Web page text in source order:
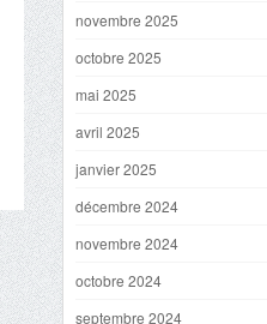
novembre 2025
octobre 2025
mai 2025
avril 2025
janvier 2025
décembre 2024
novembre 2024
octobre 2024
septembre 2024